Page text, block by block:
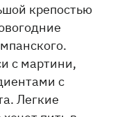
крепостью
с мартини,
с
Легкие